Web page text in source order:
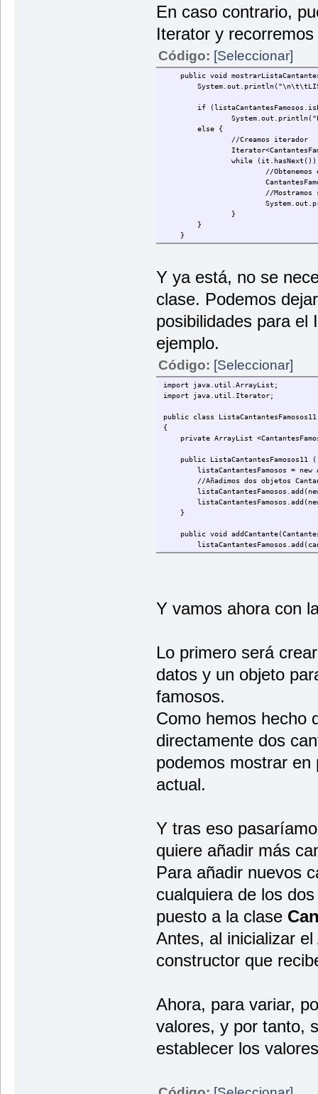
En caso contrario,
Iterator y
Código: [Seleccionar]
public void
System.out.println("\n\t\tLISTA
if
else {
//Creamos iterador
while
//
//Mostramos
}
}
}
Y ya está, no se
clase. Podemos
posibilidades para el
ejemplo.
Código: [Seleccionar]
import java.util.ArrayList;
import java.util.Iterator;
public class ListaCantantesFamosos11
{
private ArrayList
public ListaCantantesFamosos11
listaCantantesFamosos = new
//Añadimos dos objetos
listaCantantesFamosos.add(new
listaCantantesFamosos.add(new
}
public void
}
}
System.out.println("\n\t\tLISTA
if
else {
while
//
}
}
Y vamos ahora con
Lo primero será
datos y un objeto
famosos.
Como hemos hecho
directamente dos
podemos mostrar
actual.
Y tras eso
quiere añadir más
Para añadir nuevos
cualquiera de los
puesto a la clase
Antes, al inicializar
constructor que
Ahora, para variar,
valores, y por tanto,
establecer los